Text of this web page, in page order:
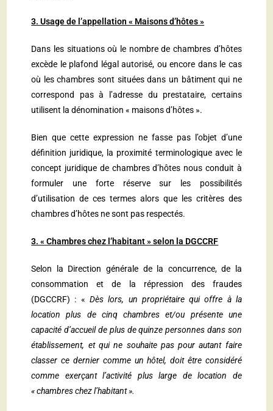
3. Usage de l’appellation « Maisons d’hôtes »
Dans les situations où le nombre de chambres d’hôtes
excède le plafond légal autorisé, ou encore dans le cas
où les chambres sont situées dans un bâtiment qui ne
correspond pas à l’adresse du prestataire, certains
utilisent la dénomination « maisons d’hôtes ».
Bien que cette expression ne fasse pas l’objet d’une
définition juridique, la proximité terminologique avec le
concept juridique de chambres d’hôtes nous conduit à
formuler une forte réserve sur les possibilités
d’utilisation de ces termes alors que les critères des
chambres d’hôtes ne sont pas respectés.
3. « Chambres chez l’habitant » selon la DGCCRF
Selon la Direction générale de la concurrence, de la
consommation et de la répression des fraudes
(DGCCRF) : « Dès lors, un propriétaire qui offre à la
location plus de cinq chambres et/ou présente une
capacité d’accueil de plus de quinze personnes dans son
établissement, et qui ne souhaite pas pour autant faire
classer ce dernier comme un hôtel, doit être considéré
comme exerçant l’activité plus large de location de
« chambres chez l’habitant ».